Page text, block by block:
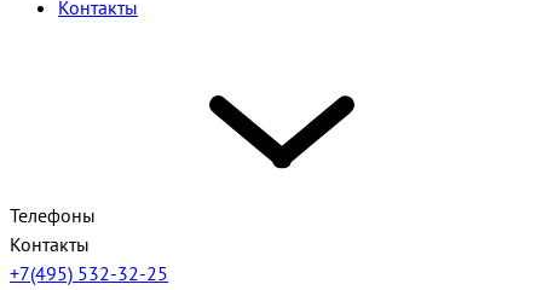
Контакты
Телефоны
Контакты
+7(495) 532-32-25